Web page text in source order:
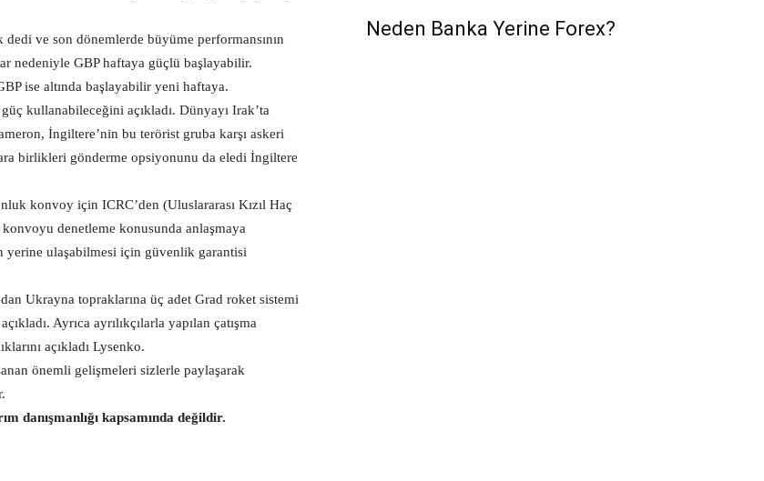
ve son dönemlerde büyüme performansının
nedeniyle GBP haftaya güçlü başlayabilir.
ise altında başlayabilir yeni haftaya.
kullanabileceğini açıkladı. Dünyayı Irak’ta
İngiltere’nin bu terörist gruba karşı askeri
birlikleri gönderme opsiyonunu da eledi İngiltere
konvoy için ICRC’den (Uluslararası Kızıl Haç
denetleme konusunda anlaşmaya
yerine ulaşabilmesi için güvenlik garantisi
Ukrayna topraklarına üç adet Grad roket sistemi
Ayrıca ayrılıkçılarla yapılan çatışma
açıkladı Lysenko.
önemli gelişmeleri sizlerle paylaşarak
danışmanlığı kapsamında değildir.
Neden Banka Yerine Forex?